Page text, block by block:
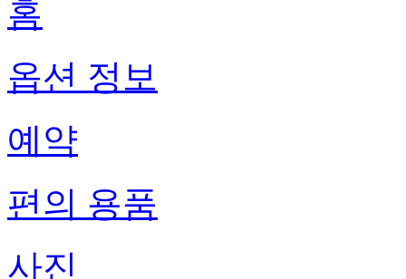
홈
옵션 정보
예약
편의 용품
사진